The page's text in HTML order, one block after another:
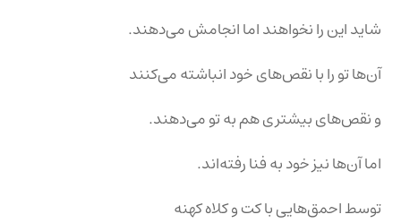
شاید این را نخواهند اما انجامش می‌دهند.
آن‌ها تو را با نقص‌های خود انباشته می‌کنند
و نقص‌های بیشتری هم به تو می‌دهند.
اما آن‌ها نیز خود به فنا رفته‌اند.
توسط احمق‌هایی با کت و کلاه کهنه